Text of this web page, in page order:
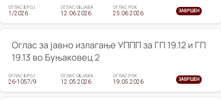
ОГЛАС БРОЈ
1/2026
ОГЛАС ОБЈАВА
12.06.2026
ОГЛАС РОК
25.06.2026 ЗАВРШЕН
Оглас за јавно излагање УППП за ГП 19.12 и ГП
19.13 во Буњаковец 2
ОГЛАС БРОЈ
26-1057/9
ОГЛАС ОБЈАВА
12.05.2026
ОГЛАС РОК
19.05.2026 ЗАВРШЕН